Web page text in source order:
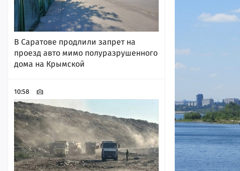
В Саратове продлили запрет на
проезд авто мимо полуразрушенного
дома на Крымской
10:58